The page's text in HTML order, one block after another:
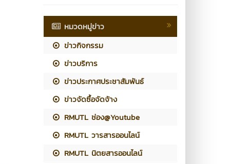
หมวดหมู่ข่าว
ข่าวกิจกรรม
ข่าวบริการ
ข่าวประกาศประชาสัมพันธ์
ข่าวจัดซื้อจัดจ้าง
RMUTL ช่อง@Youtube
RMUTL วารสารออนไลน์
RMUTL นิตยสารออนไลน์